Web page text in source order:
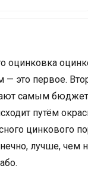
оцинковка
это первое.
самым
путём
цинкового
лучше,